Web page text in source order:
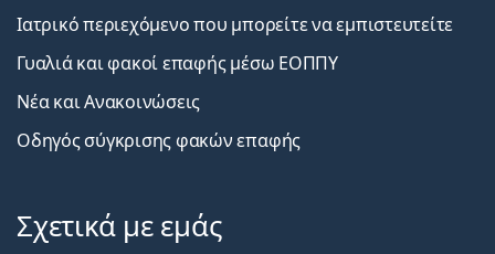
Ιατρικό περιεχόμενο που μπορείτε να εμπιστευτείτε
Γυαλιά και φακοί επαφής μέσω ΕΟΠΠΥ
Νέα και Ανακοινώσεις
Οδηγός σύγκρισης φακών επαφής
Σχετικά με εμάς